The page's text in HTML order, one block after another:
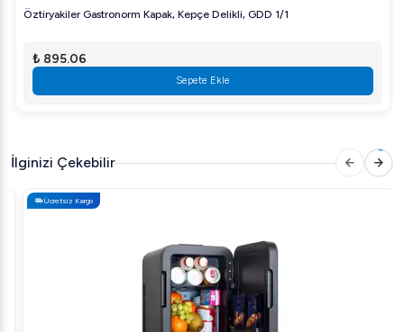
Öztiryakiler Gastronorm Kapak, Kepçe Delikli, GDD 1/1
₺ 895.06
Sepete Ekle
İlginizi Çekebilir
Ücretsiz Kargo